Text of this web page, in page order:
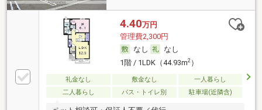
4.40万円
管理費2,300円
なし
なし
1階 / 1LDK（44.93m2）
礼金なし 敷金なし
一人暮らし
二人暮らし
バス・トイレ別 駐車場(近隣含)